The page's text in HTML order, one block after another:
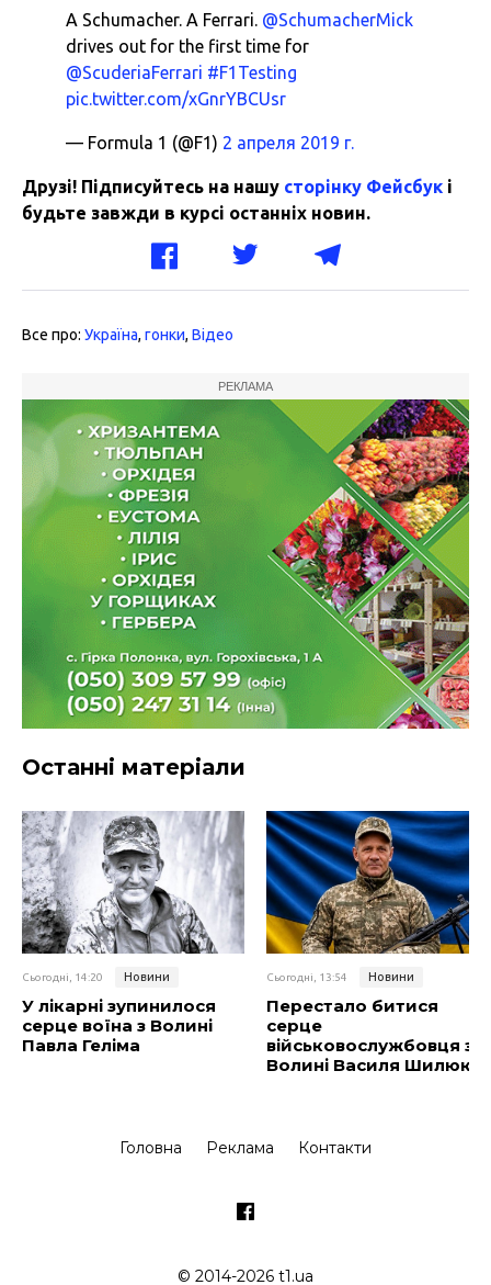
A Schumacher. A Ferrari. @SchumacherMick
drives out for the first time for
@ScuderiaFerrari #F1Testing
pic.twitter.com/xGnrYBCUsr
— Formula 1 (@F1) 2 апреля 2019 г.
Друзі! Підписуйтесь на нашу сторінку Фейсбук і
будьте завжди в курсі останніх новин.
Все про: Україна, гонки, Відео
РЕКЛАМА
Останні матеріали
Сьогодні, 14:20 Новини
У лікарні зупинилося
серце воїна з Волині
Павла Геліма
Сьогодні, 13:54 Новини
Перестало битися
серце
військовослужбовця з
Волині Василя Шилюка
Головна Реклама Контакти
© 2014-2026 t1.ua